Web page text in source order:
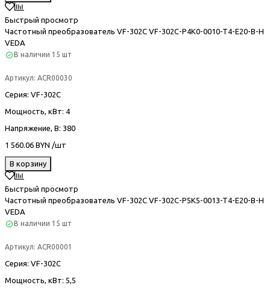
Быстрый просмотр
Частотный преобразователь VF-302С VF-302C-P4K0-0010-T4-E20-B-H
VEDA
В наличии 15 шт
Артикул: ACR00030
Серия: VF-302С
Мощность, кВт: 4
Напряжение, В: 380
1 560.06 BYN /шт
В корзину
Быстрый просмотр
Частотный преобразователь VF-302С VF-302C-P5K5-0013-T4-E20-B-H
VEDA
В наличии 15 шт
Артикул: ACR00001
Серия: VF-302С
Мощность, кВт: 5,5